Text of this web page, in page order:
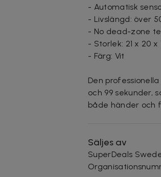
- Automatisk
- Livslängd: över
- No dead-zone
- Storlek: 21 x 20 x
- Färg: Vit
Den
och 99 sekunder,
både händer och
Säljes av
SuperDeals